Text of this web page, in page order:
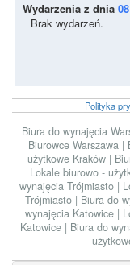
Wydarzenia z dnia
Brak wydarzeń.
Polityka
Biura do wynajęcia
Biurowce Warszawa |
użytkowe Kraków |
Lokale biurowo -
wynajęcia Trójmiasto |
Trójmiasto | Biura do
wynajęcia Katowice |
Katowice | Biura do